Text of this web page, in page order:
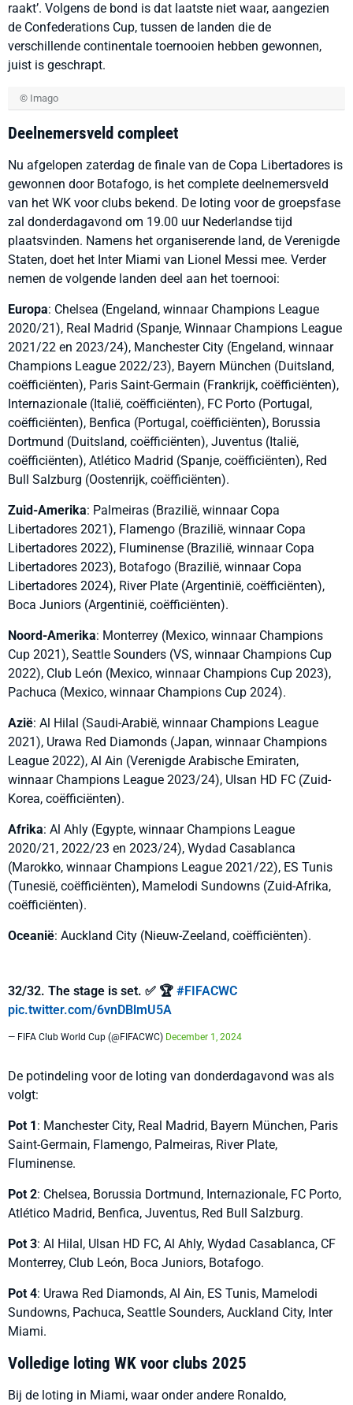
raakt’. Volgens de bond is dat laatste niet waar, aangezien
de Confederations Cup, tussen de landen die de
verschillende continentale toernooien hebben gewonnen,
juist is geschrapt.
© Imago
Deelnemersveld compleet
Nu afgelopen zaterdag de finale van de Copa Libertadores is
gewonnen door Botafogo, is het complete deelnemersveld
van het WK voor clubs bekend. De loting voor de groepsfase
zal donderdagavond om 19.00 uur Nederlandse tijd
plaatsvinden. Namens het organiserende land, de Verenigde
Staten, doet het Inter Miami van Lionel Messi mee. Verder
nemen de volgende landen deel aan het toernooi:
Europa: Chelsea (Engeland, winnaar Champions League
2020/21), Real Madrid (Spanje, Winnaar Champions League
2021/22 en 2023/24), Manchester City (Engeland, winnaar
Champions League 2022/23), Bayern München (Duitsland,
coëfficiënten), Paris Saint-Germain (Frankrijk, coëfficiënten),
Internazionale (Italië, coëfficiënten), FC Porto (Portugal,
coëfficiënten), Benfica (Portugal, coëfficiënten), Borussia
Dortmund (Duitsland, coëfficiënten), Juventus (Italië,
coëfficiënten), Atlético Madrid (Spanje, coëfficiënten), Red
Bull Salzburg (Oostenrijk, coëfficiënten).
Zuid-Amerika: Palmeiras (Brazilië, winnaar Copa
Libertadores 2021), Flamengo (Brazilië, winnaar Copa
Libertadores 2022), Fluminense (Brazilië, winnaar Copa
Libertadores 2023), Botafogo (Brazilië, winnaar Copa
Libertadores 2024), River Plate (Argentinië, coëfficiënten),
Boca Juniors (Argentinië, coëfficiënten).
Noord-Amerika: Monterrey (Mexico, winnaar Champions
Cup 2021), Seattle Sounders (VS, winnaar Champions Cup
2022), Club León (Mexico, winnaar Champions Cup 2023),
Pachuca (Mexico, winnaar Champions Cup 2024).
Azië: Al Hilal (Saudi-Arabië, winnaar Champions League
2021), Urawa Red Diamonds (Japan, winnaar Champions
League 2022), Al Ain (Verenigde Arabische Emiraten,
winnaar Champions League 2023/24), Ulsan HD FC (Zuid-
Korea, coëfficiënten).
Afrika: Al Ahly (Egypte, winnaar Champions League
2020/21, 2022/23 en 2023/24), Wydad Casablanca
(Marokko, winnaar Champions League 2021/22), ES Tunis
(Tunesië, coëfficiënten), Mamelodi Sundowns (Zuid-Afrika,
coëfficiënten).
Oceanië: Auckland City (Nieuw-Zeeland, coëfficiënten).
32/32. The stage is set. ✅ 🏆 #FIFACWC
pic.twitter.com/6vnDBlmU5A
— FIFA Club World Cup (@FIFACWC) December 1, 2024
De potindeling voor de loting van donderdagavond was als
volgt:
Pot 1: Manchester City, Real Madrid, Bayern München, Paris
Saint-Germain, Flamengo, Palmeiras, River Plate,
Fluminense.
Pot 2: Chelsea, Borussia Dortmund, Internazionale, FC Porto,
Atlético Madrid, Benfica, Juventus, Red Bull Salzburg.
Pot 3: Al Hilal, Ulsan HD FC, Al Ahly, Wydad Casablanca, CF
Monterrey, Club León, Boca Juniors, Botafogo.
Pot 4: Urawa Red Diamonds, Al Ain, ES Tunis, Mamelodi
Sundowns, Pachuca, Seattle Sounders, Auckland City, Inter
Miami.
Volledige loting WK voor clubs 2025
Bij de loting in Miami, waar onder andere Ronaldo,